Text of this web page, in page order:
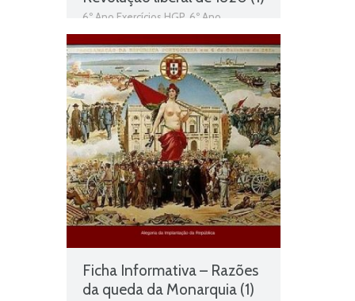
6º Ano Exercícios HGP 6º Ano
Portugal,As cortes constituintes,
Consequências da Revolução liberal
de 1820,Ficha Informativa 6º Ano HGP,
História e Geografia de Portugal
Ficha Informativa – Razões
da queda da Monarquia (1)